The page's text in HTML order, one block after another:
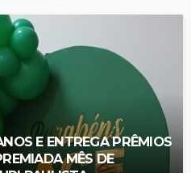
E ENTREGA PRÊMIOS
MÊS DE